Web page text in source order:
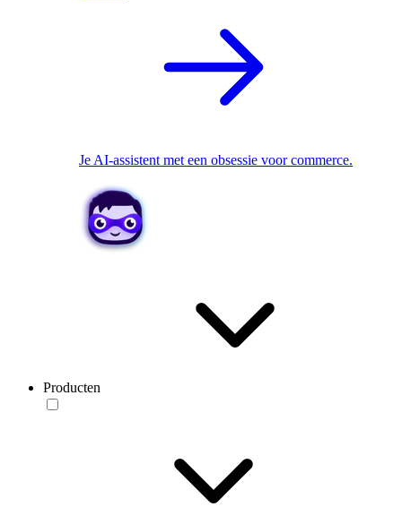
Je AI-assistent met een obsessie voor commerce.
Producten